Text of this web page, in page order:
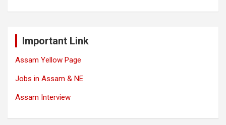
Important Link
Assam Yellow Page
Jobs in Assam & NE
Assam Interview